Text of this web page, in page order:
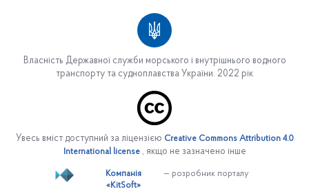
Власність Державної служби морського і внутрішнього водного
транспорту та судноплавства України. 2022 рік
Структура служби
Керівництво
Управління персоналом
Увесь вміст доступний за ліцензією Creative Commons Attribution 4.0
International license, якщо не зазначено інше
Компанія
«KitSoft»
— розробник порталу